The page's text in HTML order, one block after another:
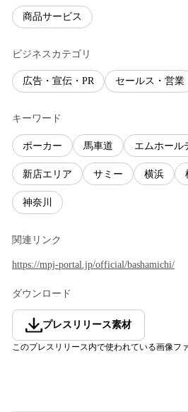
商品サービス
ビジネスカテゴリ
広告・宣伝・PR セールス・営業
キーワード
ポーカー 馬車道 エムホール
新店エリア サミー 横浜
神奈川
関連リンク
https://mpj-portal.jp/official/bashamichi/
ダウンロード
プレスリリース素材
このプレスリリース内で使われている画像フ